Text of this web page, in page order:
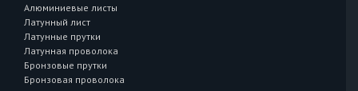
Алюминиевые листы
Латунный лист
Латунные прутки
Латунная проволока
Бронзовые прутки
Бронзовая проволока